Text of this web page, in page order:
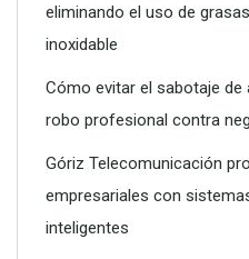
eliminando el uso de
inoxidable
Cómo evitar el sabotaje de
robo profesional contra
Góriz Telecomunicación
empresariales con
inteligentes